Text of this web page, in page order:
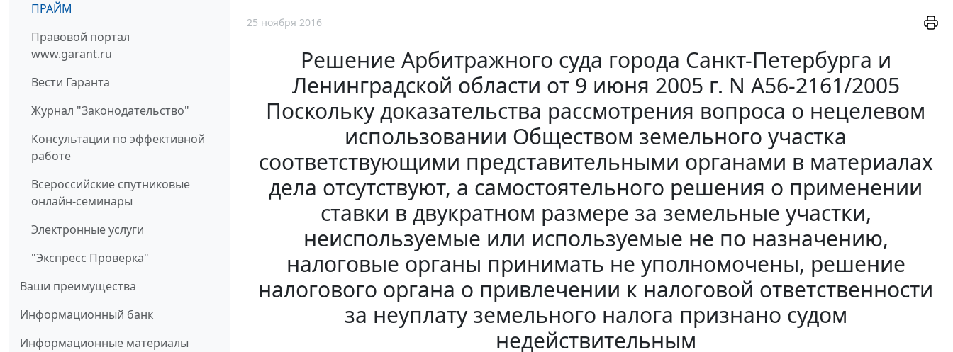
ПРАЙМ
Правовой портал
www.garant.ru
Вести Гаранта
Журнал "Законодательство"
Консультации по эффективной
работе
Всероссийские спутниковые
онлайн-семинары
Электронные услуги
"Экспресс Проверка"
Ваши преимущества
Информационный банк
Информационные материалы
25 ноября 2016
Решение Арбитражного суда города Санкт-Петербурга и
Ленинградской области от 9 июня 2005 г. N А56-2161/2005
Поскольку доказательства рассмотрения вопроса о нецелевом
использовании Обществом земельного участка
соответствующими представительными органами в материалах
дела отсутствуют, а самостоятельного решения о применении
ставки в двукратном размере за земельные участки,
неиспользуемые или используемые не по назначению,
налоговые органы принимать не уполномочены, решение
налогового органа о привлечении к налоговой ответственности
за неуплату земельного налога признано судом
недействительным